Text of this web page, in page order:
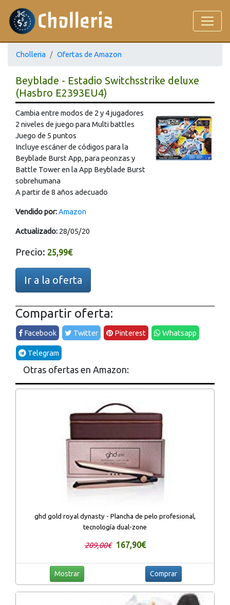
Cholleria Ofertas de Amazon
Beyblade - Estadio Switchsstrike deluxe
(Hasbro E2393EU4)
Cambia entre modos de 2 y 4 jugadores
2 niveles de juego para Multi battles
Juego de 5 puntos
Incluye escáner de códigos para la
Beyblade Burst App, para peonzas y
Battle Tower en la App Beyblade Burst
sobrehumana
A partir de 8 años adecuado
Vendido por:Amazon
Actualizado: 28/05/20
Precio: 25,99€
Ir a la oferta
Compartir oferta:
Facebook Twitter Pinterest Whatsapp
Telegram
Otras ofertas en Amazon:
ghd gold royal dynasty - Plancha de pelo profesional,
tecnología dual-zone
209,00€ 167,90€
Mostrar Comprar